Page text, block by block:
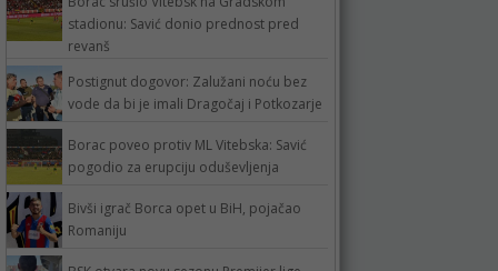
stadionu: Savić donio prednost pred
revanš
Postignut dogovor: Zalužani noću bez
vode da bi je imali Dragočaj i Potkozarje
Borac poveo protiv ML Vitebska: Savić
pogodio za erupciju oduševljenja
Bivši igrač Borca opet u BiH, pojačao
Romaniju